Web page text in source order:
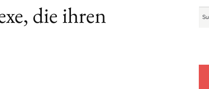
die ihren